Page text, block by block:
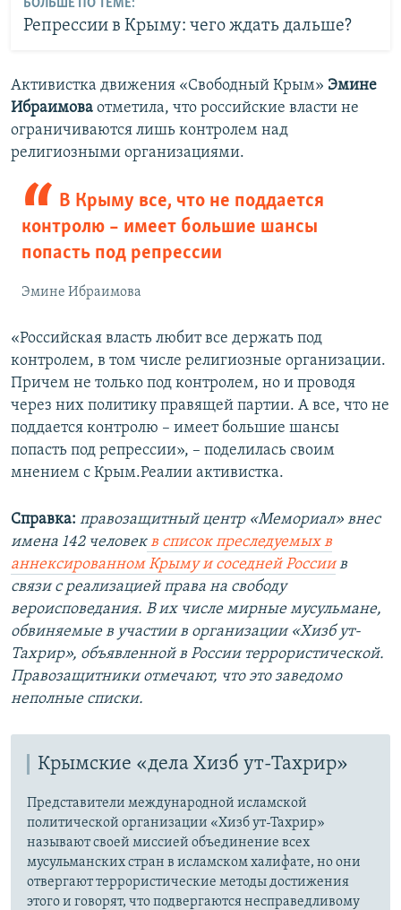
БОЛЬШЕ ПО ТЕМЕ:
Репрессии в Крыму: чего ждать дальше?
Активистка движения «Свободный Крым» Эмине
Ибраимова отметила, что российские власти не
ограничиваются лишь контролем над
религиозными организациями.
В Крыму все, что не поддается
контролю – имеет большие шансы
попасть под репрессии
Эмине Ибраимова
«Российская власть любит все держать под
контролем, в том числе религиозные организации.
Причем не только под контролем, но и проводя
через них политику правящей партии. А все, что не
поддается контролю – имеет большие шансы
попасть под репрессии», – поделилась своим
мнением с Крым.Реалии активистка.
Справка: правозащитный центр «Мемориал» внес
имена 142 человекв список преследуемых в
аннексированном Крыму и соседней Россиив
связи с реализацией права на свободу
вероисповедания. В их числе мирные мусульмане,
обвиняемые в участии в организации «Хизб ут-
Тахрир», объявленной в России террористической.
Правозащитники отмечают, что это заведомо
неполные списки.
Крымские «дела Хизб ут-Тахрир»
Представители международной исламской
политической организации «Хизб ут-Тахрир»
называют своей миссией объединение всех
мусульманских стран в исламском халифате, но они
отвергают террористические методы достижения
этого и говорят, что подвергаются несправедливому